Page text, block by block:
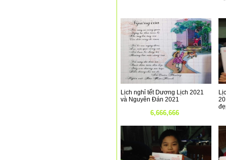
Lịch nghỉ tết Dương Lịch 2021
và Nguyên Đán 2021
6,666,666